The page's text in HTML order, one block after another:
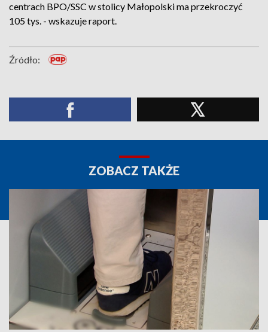
centrach BPO/SSC w stolicy Małopolski ma przekroczyć
105 tys. - wskazuje raport.
Źródło:
ZOBACZ TAKŻE